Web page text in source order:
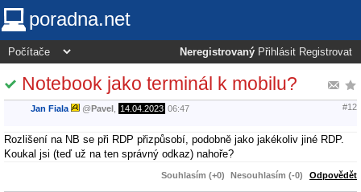
poradna.net
Neregistrovaný Přihlásit Registrovat
Notebook jako terminál k mobilu?
Jan Fiala @Pavel 14.04.2023 06:47 #12
Rozlišení na NB se při RDP přizpůsobí, podobně jako jakékoliv jiné RDP.
Koukal jsi (teď už na ten správný odkaz) nahoře?
Souhlasím (+0) Nesouhlasím (-0) Odpovědět